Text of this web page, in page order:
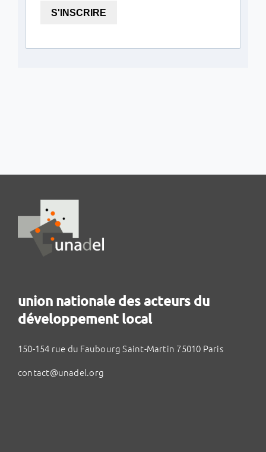
S'INSCRIRE
union nationale des acteurs du
développement local
150-154 rue du Faubourg Saint-Martin 75010 Paris
contact@unadel.org